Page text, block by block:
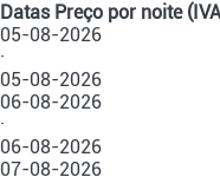
Datas Preço por noite
05-08-2026
·
05-08-2026
06-08-2026
·
06-08-2026
07-08-2026